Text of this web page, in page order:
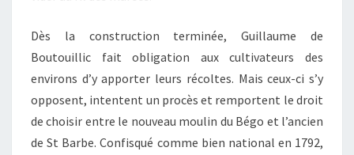
Dès la construction terminée, Guillaume de
Boutouillic fait obligation aux cultivateurs des
environs d’y apporter leurs récoltes. Mais ceux-ci s’y
opposent, intentent un procès et remportent le droit
de choisir entre le nouveau moulin du Bégo et l’ancien
de St Barbe. Confisqué comme bien national en 1792,